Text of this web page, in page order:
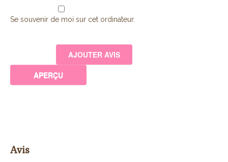
Se souvenir de moi sur cet ordinateur.
Avis